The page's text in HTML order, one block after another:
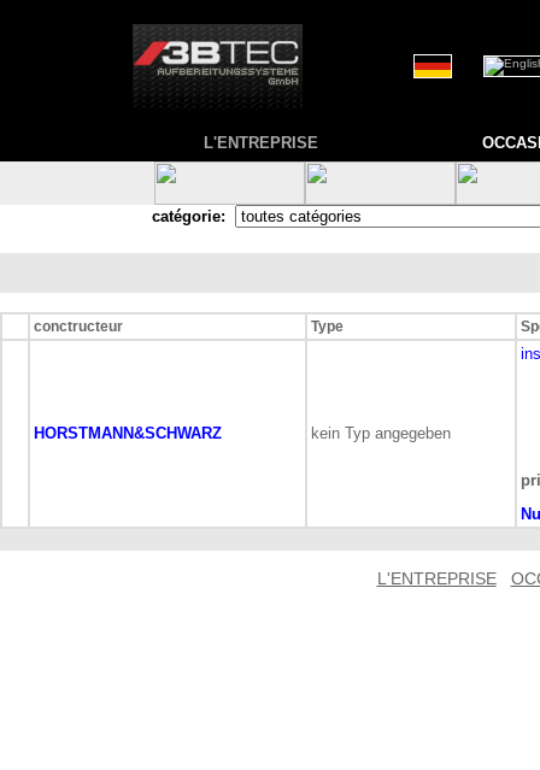
L'ENTREPRISE
catégorie:
conctructeur Type
HORSTMANN&SCHWARZ kein Typ angegeben
L'ENTREPRISE